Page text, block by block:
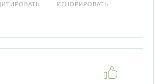
ИГНОРИРОВАТЬ